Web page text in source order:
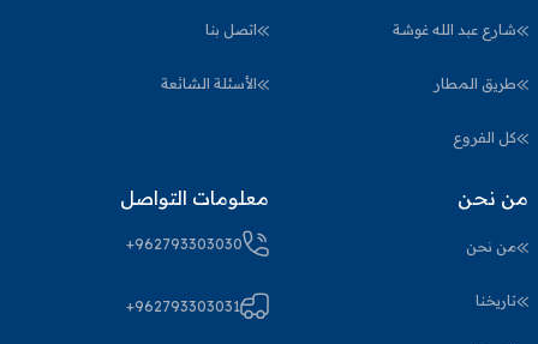
شارع عبد الله غوشة
طريق المطار
كل الفروع
اتصل بنا
الأسئلة الشائعة
من نحن
من نحن
تاريخنا
معلومات التواصل
+962793303030
+962793303031